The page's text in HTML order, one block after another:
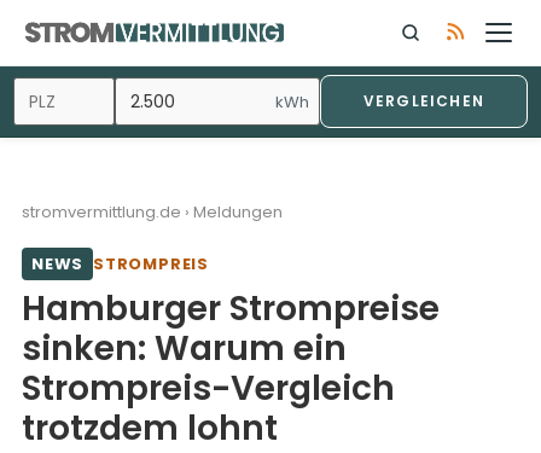
Inhalt
springen
kWh VERGLEICHEN
stromvermittlung.de › Meldungen
NEWS STROMPREIS
Hamburger Strompreise
sinken: Warum ein
Strompreis-Vergleich
trotzdem lohnt